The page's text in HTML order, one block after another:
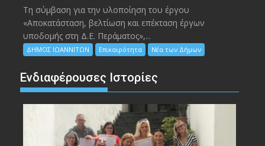
Τη σύμβαση για την υλοποίηση του έργου
«Αποκατάσταση, βελτίωση και επέκταση έργων
υποδομής στη Δ.Ε. Περάματος»,...
ΔΗΜΟΣ ΙΩΑΝΝΙΤΩΝ Επικαιρότητα Νέα των Δήμων
Ενδιαφέρουσες Ιστορίες